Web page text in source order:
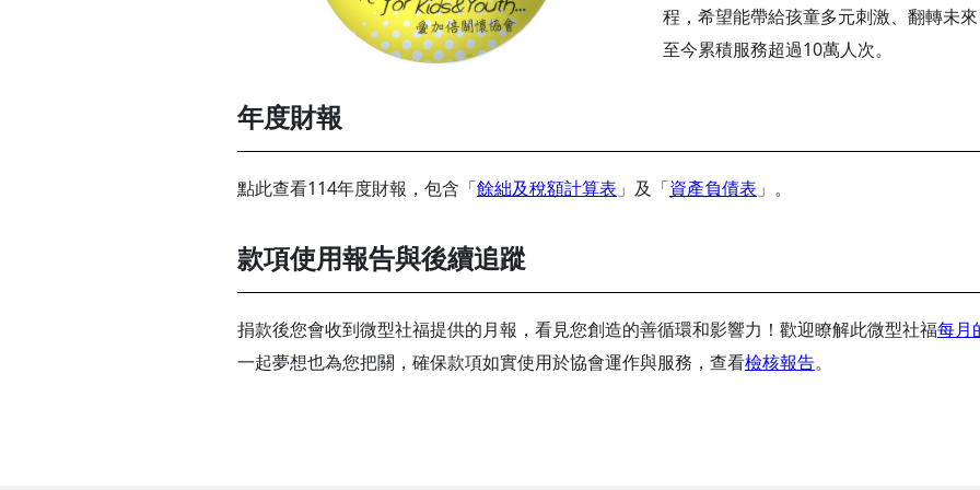
程，希望能帶給孩童多元刺激、翻轉未來
至今累積服務超過10萬人次。
年度財報
點此查看114年度財報，包含「餘絀及稅額計算表 」及「資產負債表 」。
款項使用報告與後續追蹤
捐款後您會收到微型社福提供的月報，看見您創造的善循環和影響力！歡迎瞭解此微型社福每月
一起夢想也為您把關，確保款項如實使用於協會運作與服務，查看檢核報告。